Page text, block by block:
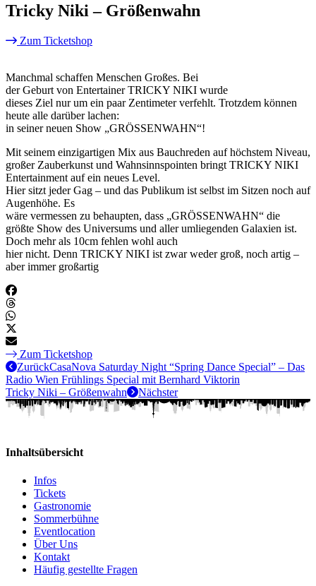
Tricky Niki – Größenwahn
Zum Ticketshop
Manchmal schaffen Menschen Großes. Bei
der Geburt von Entertainer TRICKY NIKI wurde
dieses Ziel nur um ein paar Zentimeter verfehlt. Trotzdem können
heute alle darüber lachen:
in seiner neuen Show „GRÖSSENWAHN“!
Mit seinem einzigartigen Mix aus Bauchreden auf höchstem Niveau,
großer Zauberkunst und Wahnsinnspointen bringt TRICKY NIKI
Entertainment auf ein neues Level.
Hier sitzt jeder Gag – und das Publikum ist selbst im Sitzen noch auf
Augenhöhe. Es
wäre vermessen zu behaupten, dass „GRÖSSENWAHN“ die
größte Show des Universums und aller umliegenden Galaxien ist.
Doch mehr als 10cm fehlen wohl auch
hier nicht. Denn TRICKY NIKI ist zwar weder groß, noch artig –
aber immer großartig
Zum Ticketshop
ZurückCasaNova Saturday Night “Spring Dance Special” – Das
Radio Wien Frühlings Special mit Bernhard Viktorin
Tricky Niki – Größenwahn
Nächster
Inhaltsübersicht
Infos
Tickets
Gastronomie
Sommerbühne
Eventlocation
Über Uns
Kontakt
Häufig gestellte Fragen